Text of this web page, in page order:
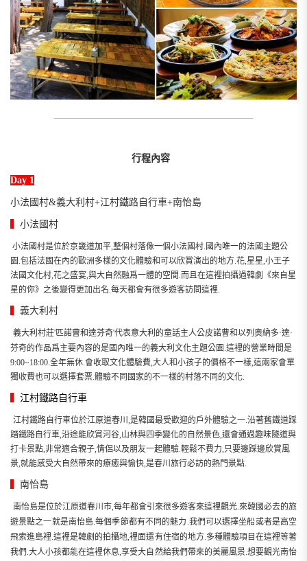
行程內容
Day 1
小法國村&義大利村+江村鐵路自行車+南怡島
小法國村
小法國村是位於京畿道加平,整個村落像一個小法國村.國內唯一的法國主題公
園.包括法國在內的歐洲多樣的文化體驗和可以欣賞演出的地方.花,星星,小王子
法國文化村,花之盛宴,與大自然融爲一體的空間.而且在這裡拍攝過韓劇《來自星
星的你》之後變得更加出名.每天都會有很多遊客訪問這裡.
義大利村
義大利村莊'匹諾曹和達芬奇'代表意大利的童話主人公皮諾曹和以列奧納多·達·
芬奇的作品爲主要內容的是國內唯一的義大利文化主題公園.這裡的營業時間是
9:00~18:00.全年無休.會收取文化體驗費,大人和小孩子的價格不一樣,這兩家會單
獨收費也可以選擇套票.體驗不同國家的不一樣的村落不同的文化.
江村鐵路自行車
江村鐵路自行車位於江原道春川,是韓國最受歡迎的戶外體驗之一.沿著舊鐵道踩
踏鐵路自行車,沿途能欣賞河谷,山林與四季變化的自然景色,還會通過趣味隧道與
打卡景點,非常適合親子,情侶以及朋友一起體驗.輕鬆不費力,只要邊踩邊欣賞風
景,就能感受大自然帶來的療癒與愉快,是春川旅行必訪的熱門景點.
南怡島
南怡島是位於江原道春川市,每年都會引來很多遊客來這裡觀光.來韓國必去的旅
遊景點之一就是南怡島.每個季節都有不同的魅力.我們可以選擇坐船或者是高空
飛索進島裡.這裡是韓劇的拍攝地,裡面還有住宿的地方.多種體驗項目在這裡等著
我們.大人小孩都能在這裡休息,享受大自然給我們帶來的美麗風景.想要觀光南怡